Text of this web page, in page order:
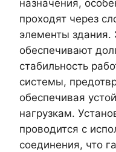
назначения,
проходят через
элементы здания.
обеспечивают
стабильность
системы,
обеспечивая
нагрузкам.
проводится с
соединения, что